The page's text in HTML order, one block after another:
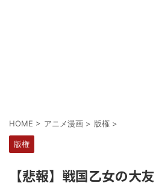
HOME > アニメ漫画 > 版権 >
版権
【悲報】戦国乙女の大